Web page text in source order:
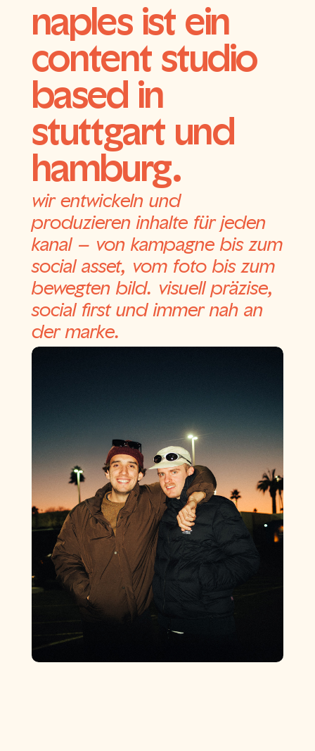
naples ist ein
content studio
based in
stuttgart und
hamburg.
wir entwickeln und
produzieren inhalte für jeden
kanal – von kampagne bis zum
social asset, vom foto bis zum
bewegten bild. visuell präzise,
social first und immer nah an
der marke.